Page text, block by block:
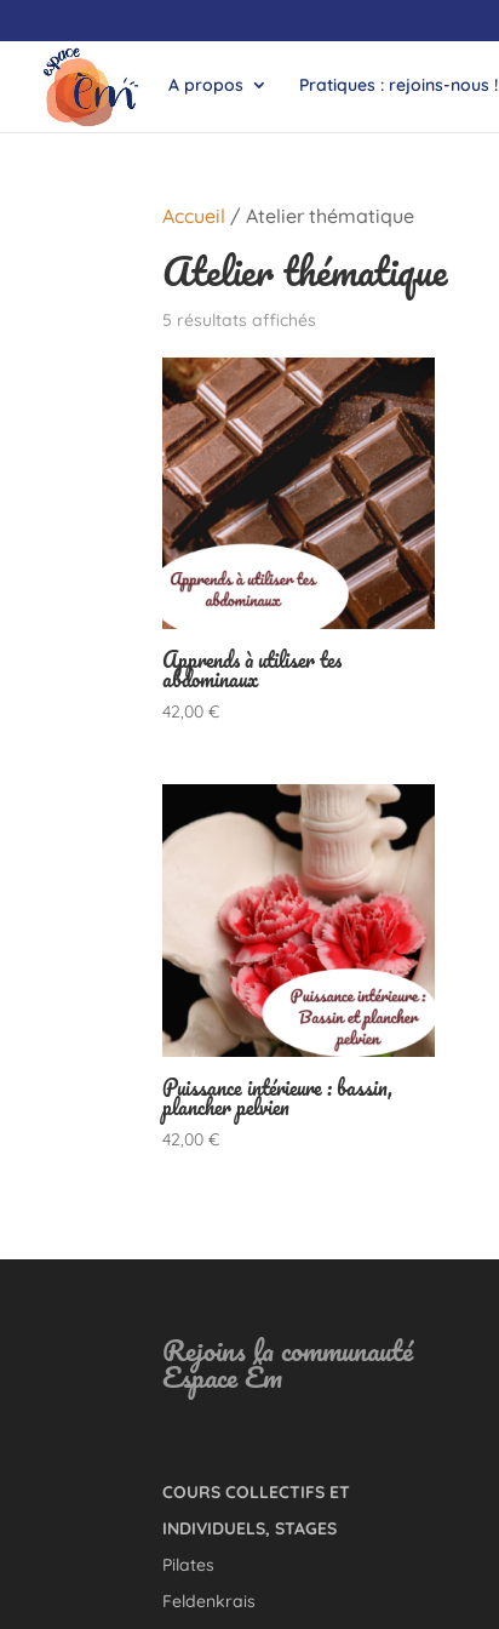
A propos Pratiques : rejoins-nous !
Accueil / Atelier thématique
Atelier thématique
5 résultats affichés
Apprends à utiliser tes
abdominaux
42,00€
Puissance intérieure : bassin,
plancher pelvien
42,00€
Rejoins la communauté
Espace Êm
COURS COLLECTIFS ET
INDIVIDUELS, STAGES
Pilates
Feldenkrais